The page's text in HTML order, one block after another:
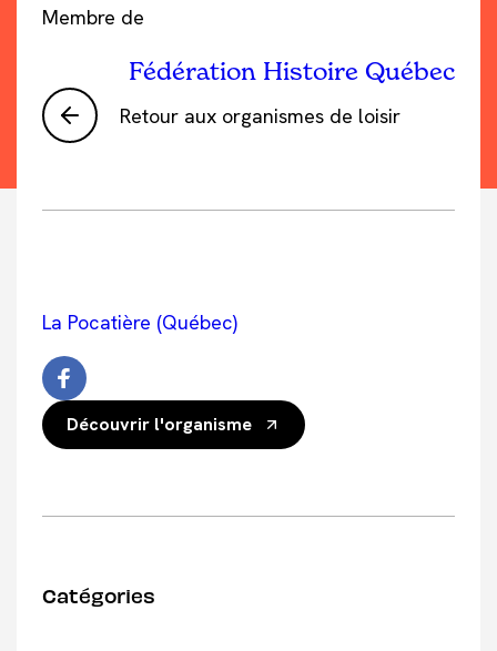
Retour aux organismes de loisir
Membre de
Fédération Histoire Québec
La Pocatière (Québec)
Découvrir l'organisme
Catégories